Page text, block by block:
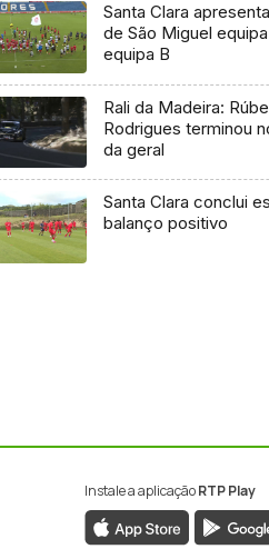
Santa Clara
de São Miguel
equipa B
Rali da Madeira:
Rodrigues terminou
da geral
Santa Clara conclui
balanço positivo
Instale a aplicaçãoRTP Play